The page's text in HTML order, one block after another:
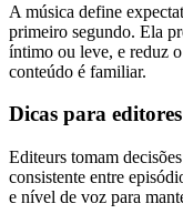
A música define
primeiro segundo. Ela
íntimo ou leve, e reduz
conteúdo é familiar.
Dicas para
Editeurs tomam
consistente entre
e nível de voz para